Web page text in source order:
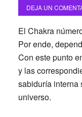
DEJA UN
El Chakra
Por ende,
Con este punto
y las
sabiduría interna
universo.